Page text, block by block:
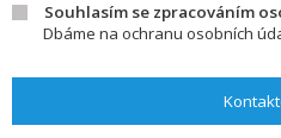
Souhlasím se zpracováním
Dbáme na ochranu osobních